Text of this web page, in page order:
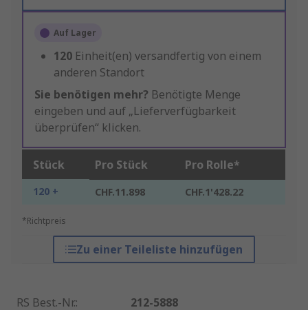
Auf Lager
120 Einheit(en) versandfertig von einem
anderen Standort
Sie benötigen mehr? Benötigte Menge
eingeben und auf „Lieferverfügbarkeit
überprüfen“ klicken.
Stück Pro Stück Pro Rolle*
120 + CHF.11.898 CHF.1'428.22
*Richtpreis
Zu einer Teileliste hinzufügen
RS Best.-Nr.:
212-5888